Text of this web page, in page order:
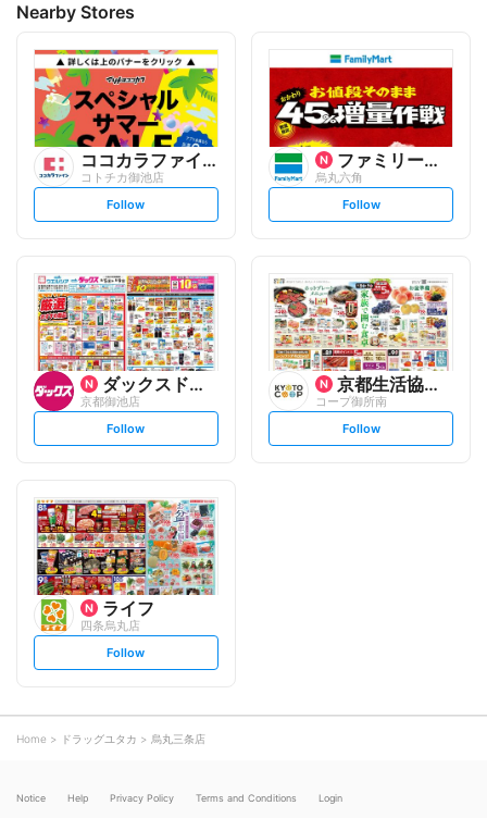
Nearby Stores
ココカラファイン
コトチカ御池店
s
t
l
o
w
Follow
ファミリーマート
烏丸六角
s
t
o
w
Follow
ダックスドラッグ
京都御池店
s
t
l
o
w
Follow
京都生活協同組合
コープ御所南
s
t
Follow
ライフ
四条烏丸店
s
t
o
w
Follow
Home ドラッグユタカ 烏丸三条店
Notice Help Privacy Policy Terms and Conditions Login